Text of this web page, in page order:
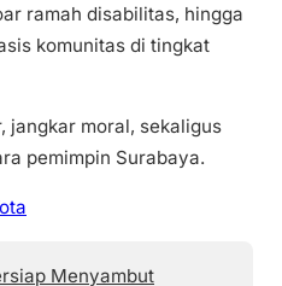
ramah disabilitas, hingga
komunitas di tingkat
jangkar moral, sekaligus
pemimpin Surabaya.
Menyambut